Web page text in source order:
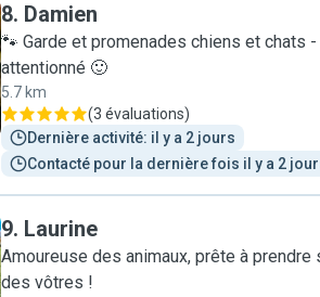
8. Damien
🐾 Garde et promenades chiens et chats -
attentionné 🙂
5.7 km
(3 évaluations)
Dernière activité: il y a 2 jours
Contacté pour la dernière fois il y a 2
9. Laurine
Amoureuse des animaux, prête à prendre
des vôtres !